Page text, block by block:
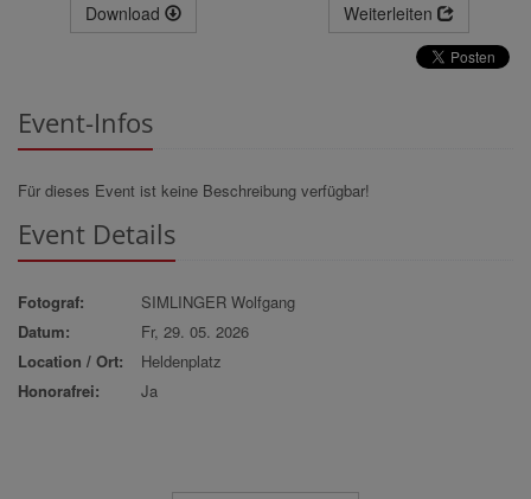
Download Weiterleiten
Event-Infos
Für dieses Event ist keine Beschreibung verfügbar!
Event Details
Fotograf:
SIMLINGER Wolfgang
Datum:
Fr, 29. 05. 2026
Location / Ort:
Heldenplatz
Honorafrei:
Ja